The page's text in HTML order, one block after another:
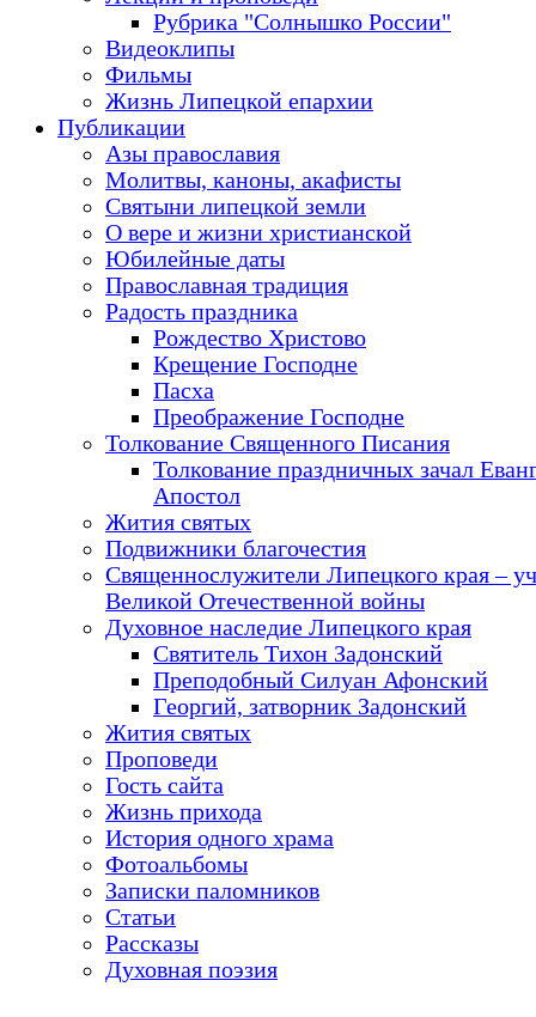
Рубрика "Солнышко России"
Видеоклипы
Фильмы
Жизнь Липецкой епархии
Публикации
Азы православия
Молитвы, каноны, акафисты
Святыни липецкой земли
О вере и жизни христианской
Юбилейные даты
Православная традиция
Радость праздника
Рождество Христово
Крещение Господне
Пасха
Преображение Господне
Толкование Священного Писания
Толкование праздничных зачал
Апостол
Жития святых
Подвижники благочестия
Священнослужители Липецкого края –
Великой Отечественной войны
Духовное наследие Липецкого края
Святитель Тихон Задонский
Преподобный Силуан Афонский
Георгий, затворник Задонский
Жития святых
Проповеди
Гость сайта
Жизнь прихода
История одного храма
Фотоальбомы
Записки паломников
Статьи
Рассказы
Духовная поэзия